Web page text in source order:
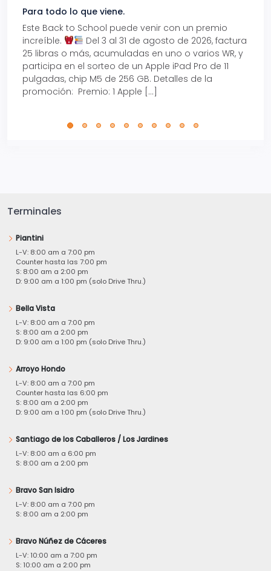
Para todo lo que viene.
Este Back to School puede venir con un premio
increíble.
Del 3 al 31 de agosto de 2026, factura
25 libras o más, acumuladas en uno o varios WR, y
participa en el sorteo de un Apple iPad Pro de 11
pulgadas, chip M5 de 256 GB. Detalles de la
promoción: Premio: 1 Apple […]
Terminales
Piantini
L-V: 8:00 am a 7:00 pm
Counter hasta las 7:00 pm
S: 8:00 am a 2:00 pm
D: 9:00 am a 1:00 pm (solo Drive Thru.)
Bella Vista
L-V: 8:00 am a 7:00 pm
S: 8:00 am a 2:00 pm
D: 9:00 am a 1:00 pm (solo Drive Thru.)
Arroyo Hondo
L-V: 8:00 am a 7:00 pm
Counter hasta las 6:00 pm
S: 8:00 am a 2:00 pm
D: 9:00 am a 1:00 pm (solo Drive Thru.)
Santiago de los Caballeros / Los Jardines
L-V: 8:00 am a 6:00 pm
S: 8:00 am a 2:00 pm
Bravo San Isidro
L-V: 8:00 am a 7:00 pm
S: 8:00 am a 2:00 pm
Bravo Núñez de Cáceres
L-V: 10:00 am a 7:00 pm
S: 10:00 am a 2:00 pm